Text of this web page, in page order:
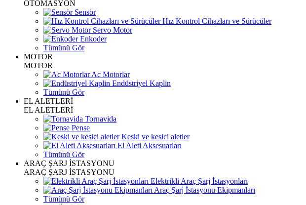
OTOMASYON
Sensör
Hız Kontrol Cihazları ve Sürücüler
Servo Motor
Enkoder
Tümünü Gör
MOTOR
MOTOR
Ac Motorlar
Endüstriyel Kaplin
Tümünü Gör
EL ALETLERİ
EL ALETLERİ
Tornavida
Pense
Keski ve kesici aletler
El Aleti Aksesuarları
Tümünü Gör
ARAÇ ŞARJ İSTASYONU
ARAÇ ŞARJ İSTASYONU
Elektrikli Araç Şarj İstasyonları
Araç Şarj İstasyonu Ekipmanları
Tümünü Gör